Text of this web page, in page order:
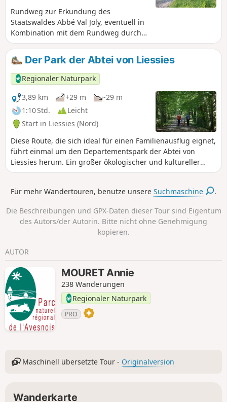
Rundweg zur Erkundung des
Staatswaldes Abbé Val Joly, eventuell in
Kombination mit dem Rundweg durch
den Parc de Liessies.
Der Park der Abtei von Liessies
Regionaler Naturpark
3,89 km
+29 m
-29 m
1:10 Std.
Leicht
Start in Liessies (Nord)
Diese Route, die sich ideal für einen Familienausflug eignet,
führt einmal um den Departementspark der Abtei von
Liessies herum. Ein großer ökologischer und kultureller
Reichtum macht den Rundweg attraktiv: die Helpe,
Obstgärten…
Für mehr Wandertouren, benutze unsereSuchmaschine .
Die Beschreibungen und GPX-Daten dieser Tour sind Eigentum
des Autors/der Autorin. Bitte nicht ohne Genehmigung
kopieren.
AUTOR
MOURET Annie
238 Wanderungen
Regionaler Naturpark
PRO
Maschinell übersetzte Tour - Originalversion
Wanderkarte